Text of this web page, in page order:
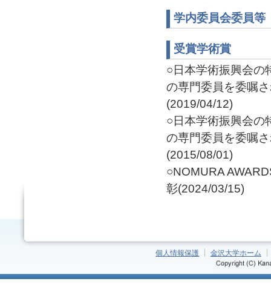
学内委員会委員等
受賞学術賞
○日本学術振興会の
の専門委員を委嘱
(2019/04/12)
○日本学術振興会の
の専門委員を委嘱
(2015/08/01)
○NOMURA
彰(2024/03/15)
個人情報保護 金沢大学ホーム